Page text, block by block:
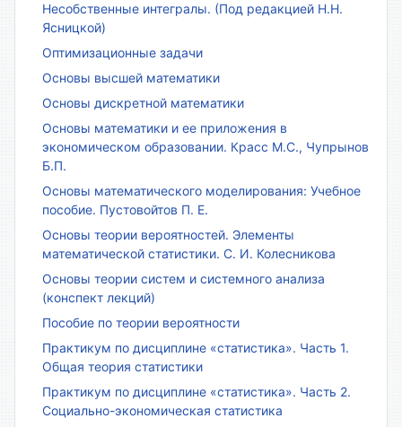
Несобственные интегралы. (Под редакцией Н.Н.
Ясницкой)
Оптимизационные задачи
Основы высшей математики
Основы дискретной математики
Основы математики и ее приложения в
экономическом образовании. Красс М.С., Чупрынов
Б.П.
Основы математического моделирования: Учебное
пособие. Пустовойтов П. Е.
Основы теории вероятностей. Элементы
математической статистики. С. И. Колесникова
Основы теории систем и системного анализа
(конспект лекций)
Пособие по теории вероятности
Практикум по дисциплине «статистика». Часть 1.
Общая теория статистики
Практикум по дисциплине «статистика». Часть 2.
Социально-экономическая статистика